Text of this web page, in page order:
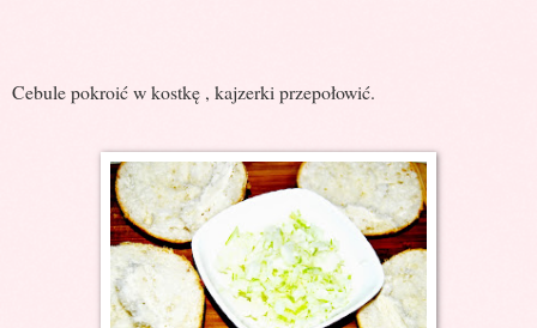
Cebule pokroić w kostkę , kajzerki przepołowić.